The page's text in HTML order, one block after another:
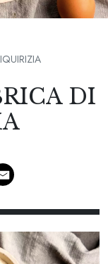
DI